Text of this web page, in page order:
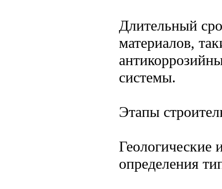
Длительный
материалов,
системы.
Этапы
Геологические
определения